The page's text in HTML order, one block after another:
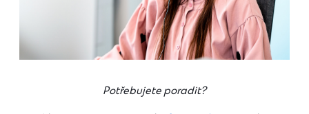
Potřebujete poradit?